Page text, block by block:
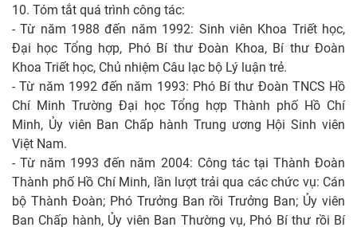
10. Tóm tắt quá trình công tác:
- Từ năm 1988 đến năm 1992: Sinh viên Khoa Triết học,
Đại học Tổng hợp, Phó Bí thư Đoàn Khoa, Bí thư Đoàn
Khoa Triết học, Chủ nhiệm Câu lạc bộ Lý luận trẻ.
- Từ năm 1992 đến năm 1993: Phó Bí thư Đoàn TNCS Hồ
Chí Minh Trường Đại học Tổng hợp Thành phố Hồ Chí
Minh, Ủy viên Ban Chấp hành Trung ương Hội Sinh viên
Việt Nam.
- Từ năm 1993 đến năm 2004: Công tác tại Thành Đoàn
Thành phố Hồ Chí Minh, lần lượt trải qua các chức vụ: Cán
bộ Thành Đoàn; Phó Trưởng Ban rồi Trưởng Ban; Ủy viên
Ban Chấp hành, Ủy viên Ban Thường vụ, Phó Bí thư rồi Bí